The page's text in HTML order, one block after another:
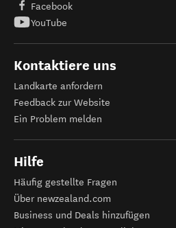
Facebook
YouTube
Kontaktiere uns
Landkarte anfordern
Feedback zur Website
Ein Problem melden
Hilfe
Häufig gestellte Fragen
Über newzealand.com
Business und Deals hinzufügen